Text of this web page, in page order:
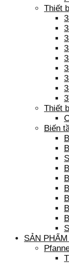
Thiết
Thiết
Biến
SẢN